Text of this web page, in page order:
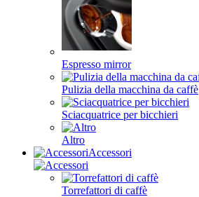
Espresso mirror
Pulizia della macchina da caffè
Sciacquatrice per bicchieri
Altro
Accessori
Torrefattori di caffè